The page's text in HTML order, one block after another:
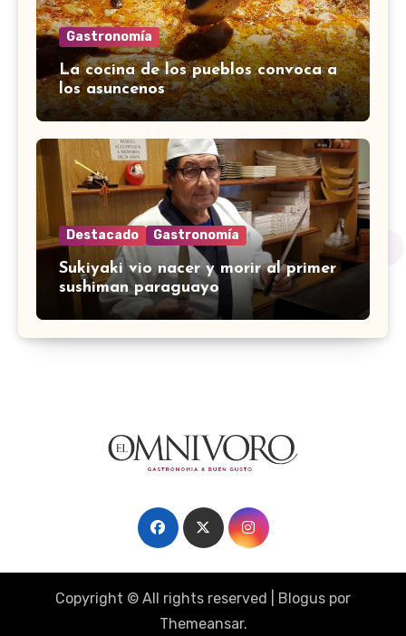
Gastronomía
La cocina de los pueblos convoca a
los asuncenos
Destacado Gastronomía
Sukiyaki vio nacer y morir al primer
sushiman paraguayo
Copyright © All rights reserved Blogus por
Themeansar.